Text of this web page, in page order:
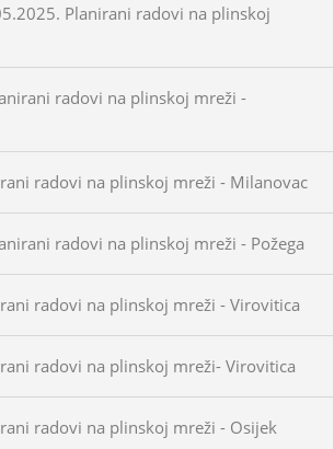
Planirani radovi na plinskoj
radovi na plinskoj mreži -
radovi na plinskoj mreži - Milanovac
radovi na plinskoj mreži - Požega
radovi na plinskoj mreži - Virovitica
radovi na plinskoj mreži- Virovitica
radovi na plinskoj mreži - Osijek